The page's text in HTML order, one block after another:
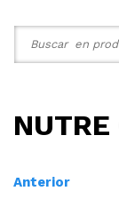
NUTRE
Anterior